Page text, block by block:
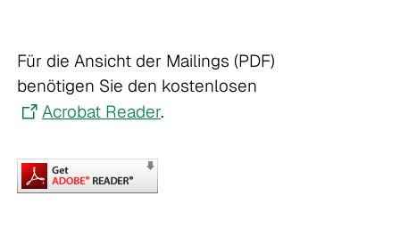
Für die Ansicht der Mailings (PDF)
benötigen Sie den kostenlosen
Acrobat Reader.